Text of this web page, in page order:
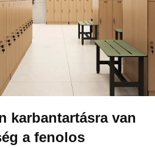
karbantartásra van
a fenolos